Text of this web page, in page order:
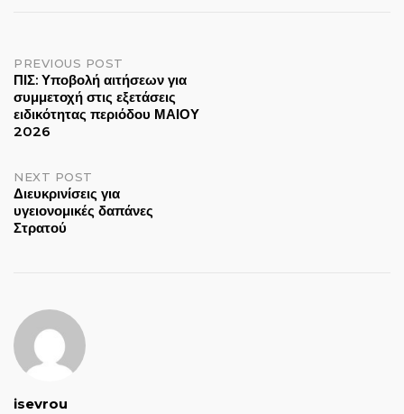
Post
navigation
PREVIOUS POST
ΠΙΣ: Υποβολή αιτήσεων για
συμμετοχή στις εξετάσεις
ειδικότητας περιόδου ΜΑΙΟΥ
2026
NEXT POST
Διευκρινίσεις για
υγειονομικές δαπάνες
Στρατού
isevrou